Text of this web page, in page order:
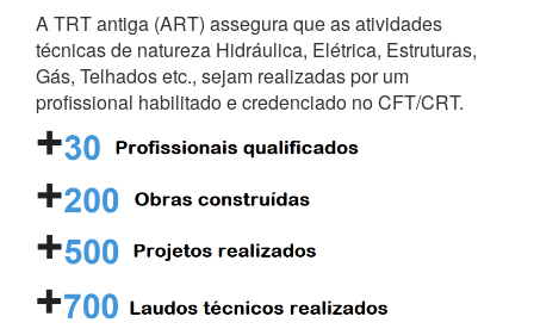
A TRT antiga (ART) assegura que as atividades
técnicas de natureza Hidráulica, Elétrica, Estruturas,
Gás, Telhados etc., sejam realizadas por um
profissional habilitado e credenciado no CFT/CRT.